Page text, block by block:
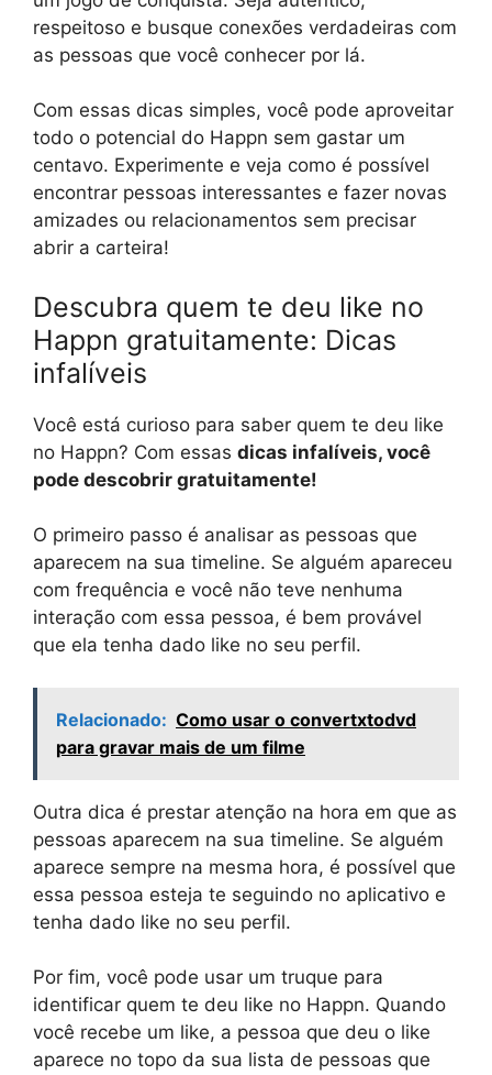
respeitoso e busque conexões verdadeiras com
as pessoas que você conhecer por lá.
Com essas dicas simples, você pode aproveitar
todo o potencial do Happn sem gastar um
centavo. Experimente e veja como é possível
encontrar pessoas interessantes e fazer novas
amizades ou relacionamentos sem precisar
abrir a carteira!
Descubra quem te deu like no
Happn gratuitamente: Dicas
infalíveis
Você está curioso para saber quem te deu like
no Happn? Com essas dicas infalíveis, você
pode descobrir gratuitamente!
O primeiro passo é analisar as pessoas que
aparecem na sua timeline. Se alguém apareceu
com frequência e você não teve nenhuma
interação com essa pessoa, é bem provável
que ela tenha dado like no seu perfil.
Relacionado: Como usar o convertxtodvd
para gravar mais de um filme
Outra dica é prestar atenção na hora em que as
pessoas aparecem na sua timeline. Se alguém
aparece sempre na mesma hora, é possível que
essa pessoa esteja te seguindo no aplicativo e
tenha dado like no seu perfil.
Por fim, você pode usar um truque para
identificar quem te deu like no Happn. Quando
você recebe um like, a pessoa que deu o like
aparece no topo da sua lista de pessoas que